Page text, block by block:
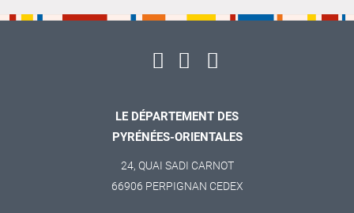
LE DÉPARTEMENT DES
PYRÉNÉES-ORIENTALES
24, QUAI SADI CARNOT
66906 PERPIGNAN CEDEX